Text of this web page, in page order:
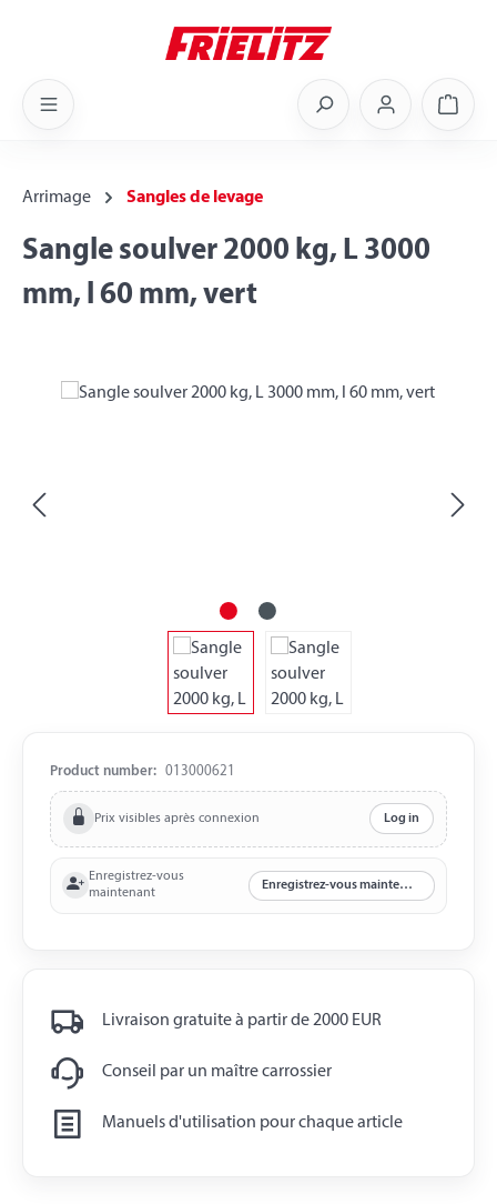
Arrimage Sangles de levage
Sangle soulver 2000 kg, L 3000
mm, l 60 mm, vert
Skip image gallery
Product number: 013000621
Prix visibles après connexion Log in
Enregistrez-vous
maintenant
Enregistrez-vous maintenant
Livraison gratuite à partir de 2000 EUR
Conseil par un maître carrossier
Manuels d'utilisation pour chaque article